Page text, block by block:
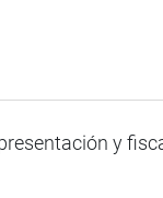
y